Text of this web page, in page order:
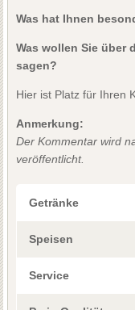
Was hat Ihnen
Was wollen Sie über
sagen?
Hier ist Platz für Ihren
Anmerkung:
Der Kommentar wird
veröffentlicht.
Getränke
Speisen
Service